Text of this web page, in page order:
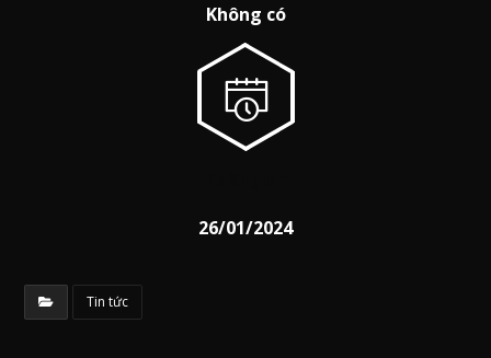
Không có
26/01/2024
Tin tức